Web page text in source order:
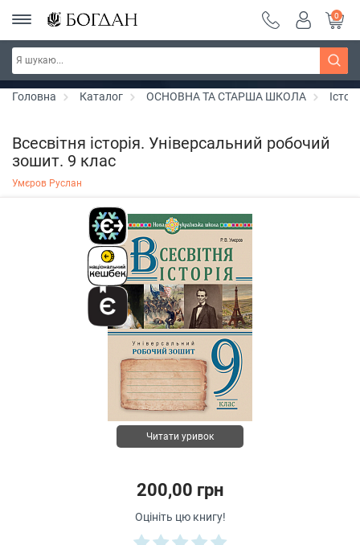
Серія "Чейзіана" ~ знижка 20%
0
Головна Каталог ОСНОВНА ТА СТАРША ШКОЛА
Всесвітня історія. Універсальний робочий
зошит. 9 клас
Умєров Руслан
Читати уривок
200,00 грн
Оцініть цю книгу!